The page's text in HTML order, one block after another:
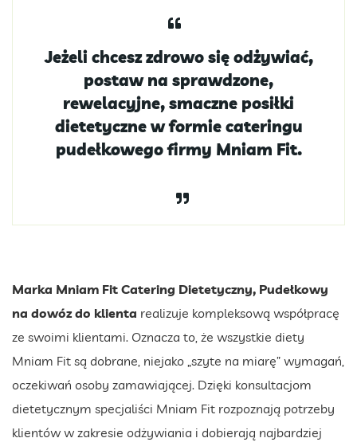
Jeżeli chcesz zdrowo się odżywiać,
postaw na sprawdzone,
rewelacyjne, smaczne posiłki
dietetyczne w formie cateringu
pudełkowego firmy Mniam Fit.
Marka Mniam Fit Catering Dietetyczny, Pudełkowy
na dowóz do klienta realizuje kompleksową współpracę
ze swoimi klientami. Oznacza to, że wszystkie diety
Mniam Fit są dobrane, niejako „szyte na miarę” wymagań,
oczekiwań osoby zamawiającej. Dzięki konsultacjom
dietetycznym specjaliści Mniam Fit rozpoznają potrzeby
klientów w zakresie odżywiania i dobierają najbardziej